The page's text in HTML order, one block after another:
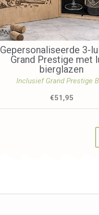
Gepersonaliseerde 3-
Grand Prestige met
bierglazen
Inclusief Grand Prestige
€51,95